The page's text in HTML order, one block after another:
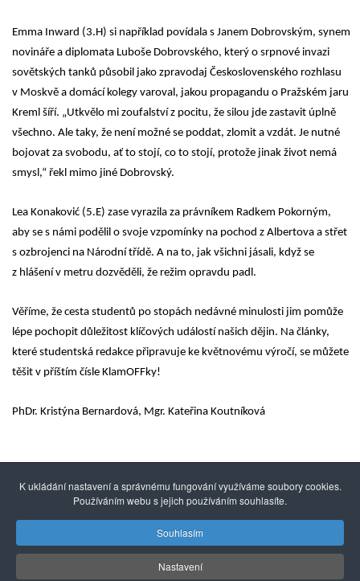
Emma Inward (3.H) si například povídala s Janem Dobrovským, synem
novináře a diplomata Luboše Dobrovského, který o srpnové invazi
sovětských tanků působil jako zpravodaj Československého rozhlasu
v Moskvě a domácí kolegy varoval, jakou propagandu o Pražském jaru
Kreml šíří. „Utkvělo mi zoufalství z pocitu, že silou jde zastavit úplně
všechno. Ale taky, že není možné se poddat, zlomit a vzdát. Je nutné
bojovat za svobodu, ať to stojí, co to stojí, protože jinak život nemá
smysl,“ řekl mimo jiné Dobrovský.
Lea Konaković (5.E) zase vyrazila za právníkem Radkem Pokorným,
aby se s námi podělil o svoje vzpomínky na pochod z Albertova a střet
s ozbrojenci na Národní třídě. A na to, jak všichni jásali, když se
z hlášení v metru dozvěděli, že režim opravdu padl.
Věříme, že cesta studentů po stopách nedávné minulosti jim pomůže
lépe pochopit důležitost klíčových událostí našich dějin. Na články,
které studentská redakce připravuje ke květnovému výročí, se můžete
těšit v příštím čísle KlamOFFky!
PhDr. Kristýna Bernardová, Mgr. Kateřina Koutníková
Gymnázium mezinárodních a veřejných
vztahů Praha s.r.o.| Kuncova 1580, 155 00 Praha 5, +420
251 550 846 |info@gmvv.cz
K ukládání nastavení a správnému fungování využíváme soubory cookies.
Používáním webu s jejich používáním souhlasíte.
Souhlasím
Nastavení